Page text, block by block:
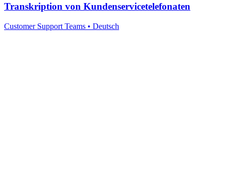
Transkription von Kundenservicetelefonaten
Customer Support Teams • Deutsch